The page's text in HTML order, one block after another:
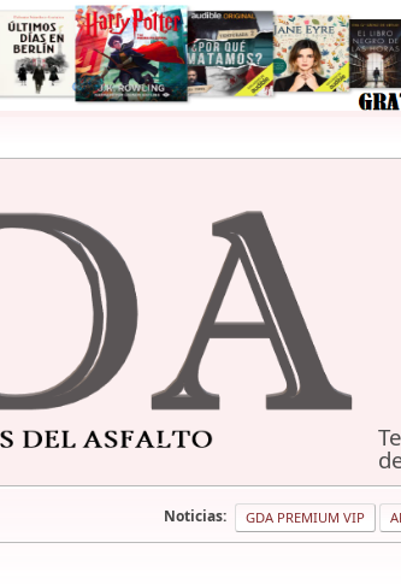
Noticias: GDA PREMIUM VIP